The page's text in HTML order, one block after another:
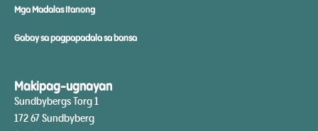
Mga Madalas Itanong
Gabay sa pagpapadala sa bansa
Makipag-ugnayan
Sundbybergs Torg 1
172 67 Sundbyberg